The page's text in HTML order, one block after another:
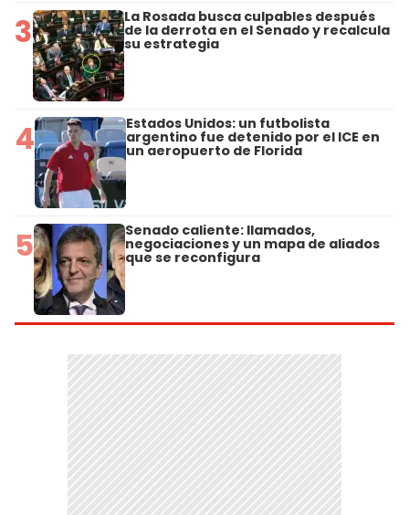
3 La Rosada busca culpables después
de la derrota en el Senado y recalcula
su estrategia
4 Estados Unidos: un futbolista
argentino fue detenido por el ICE en
un aeropuerto de Florida
5 Senado caliente: llamados,
negociaciones y un mapa de aliados
que se reconfigura